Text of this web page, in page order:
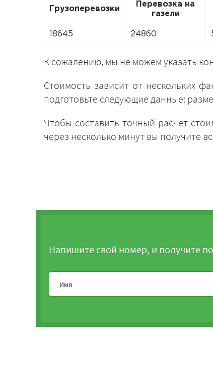
Грузоперевозки
Перевозка на
газели
18645 24860
К сожалению, мы не можем указать
Стоимость зависит от нескольких
подготовьте следующие данные:
Чтобы составить точный расчет
через несколько минут вы получите
Напишите свой номер, и получите